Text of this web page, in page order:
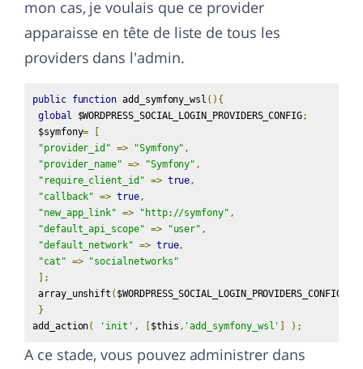
mon cas, je voulais que ce provider
apparaisse en tête de liste de tous les
providers dans l'admin.
public function add_symfony_wsl (){
global $WORDPRESS_SOCIAL_LOGIN_PROVIDERS_CONFIG;
$symfony=
"provider_id" => "Symfony" ,
"provider_name" => "Symfony" ,
"require_client_id" => true,
"callback" => true,
"new_app_link" => "http://symfony" ,
"default_api_scope" => "user" ,
"default_network" => true,
"cat" =>
"socialnetworks"
];
array_unshift ( $WORDPRESS_SOCIAL_LOGIN_PROVIDERS_CONFIG
}
add_action( 'init' , $this , 'add_symfony_wsl' );
A ce stade, vous pouvez administrer dans